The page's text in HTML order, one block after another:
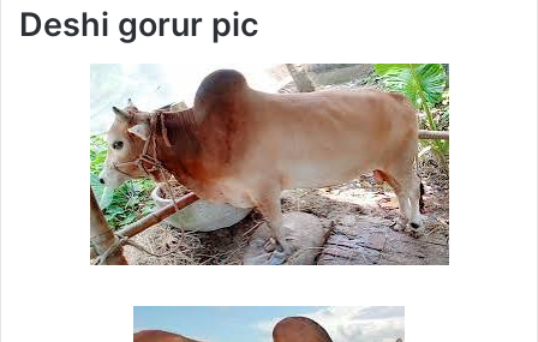
Deshi gorur pic